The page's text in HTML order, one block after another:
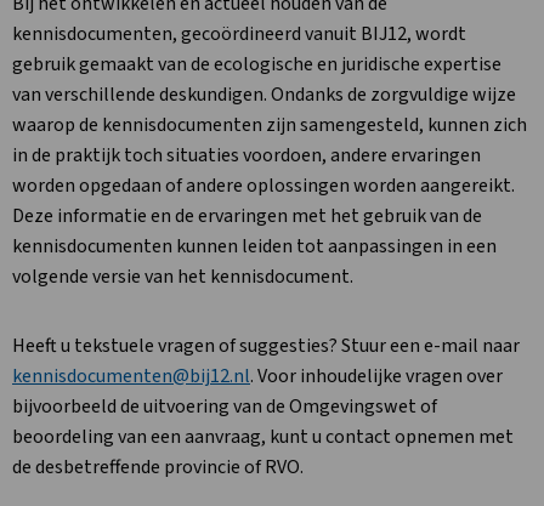
kennisdocumenten, gecoördineerd vanuit BIJ12, wordt
gebruik gemaakt van de ecologische en juridische expertise
van verschillende deskundigen. Ondanks de zorgvuldige wijze
waarop de kennisdocumenten zijn samengesteld, kunnen zich
in de praktijk toch situaties voordoen, andere ervaringen
worden opgedaan of andere oplossingen worden aangereikt.
Deze informatie en de ervaringen met het gebruik van de
kennisdocumenten kunnen leiden tot aanpassingen in een
volgende versie van het kennisdocument.
Heeft u tekstuele vragen of suggesties? Stuur een e-mail naar
kennisdocumenten@bij12.nl. Voor inhoudelijke vragen over
bijvoorbeeld de uitvoering van de Omgevingswet of
beoordeling van een aanvraag, kunt u contact opnemen met
de desbetreffende provincie of RVO.